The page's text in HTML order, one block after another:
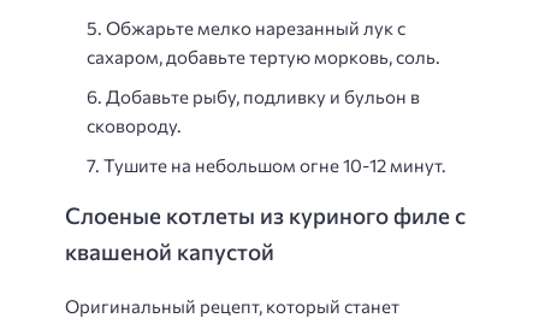
Обжарьте мелко нарезанный лук с
сахаром, добавьте тертую морковь, соль.
Добавьте рыбу, подливку и бульон в
сковороду.
Тушите на небольшом огне 10-12 минут.
Слоеные котлеты из куриного филе с
квашеной капустой
Оригинальный рецепт, который станет